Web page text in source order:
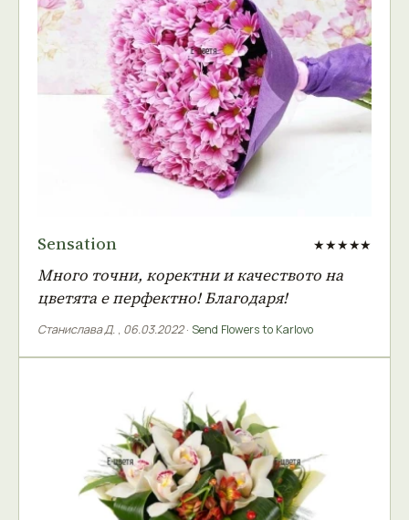
Sensation ★★★★★
Много точни, коректни и качеството на
цветята е перфектно! Благодаря!
Станислава Д. , 06.03.2022· Send Flowers to Karlovo